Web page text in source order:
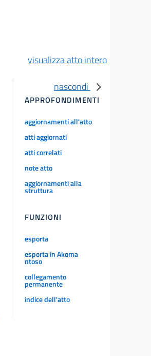
visualizza atto intero
nascondi
APPROFONDIMENTI
aggiornamenti all'atto
atti aggiornati
atti correlati
note atto
aggiornamenti alla
struttura
FUNZIONI
esporta
esporta in Akoma
ntoso
collegamento
permanente
indice dell'atto